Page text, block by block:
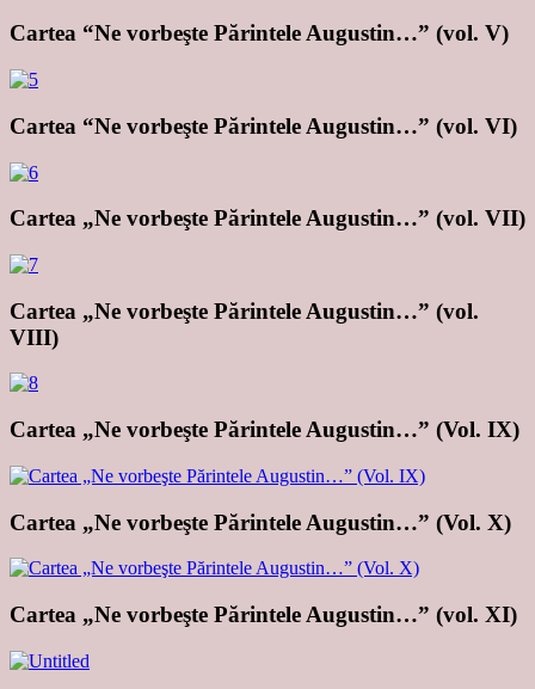
Cartea “Ne vorbeşte Părintele Augustin…” (vol. V)
Cartea “Ne vorbeşte Părintele Augustin…” (vol. VI)
Cartea „Ne vorbeşte Părintele Augustin…” (vol. VII)
Cartea „Ne vorbeşte Părintele Augustin…” (vol.
VIII)
Cartea „Ne vorbeşte Părintele Augustin…” (Vol. IX)
Cartea „Ne vorbeşte Părintele Augustin…” (Vol. X)
Cartea „Ne vorbeşte Părintele Augustin…” (vol. XI)